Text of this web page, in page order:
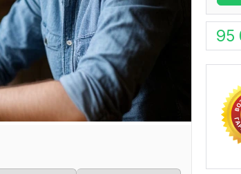
95